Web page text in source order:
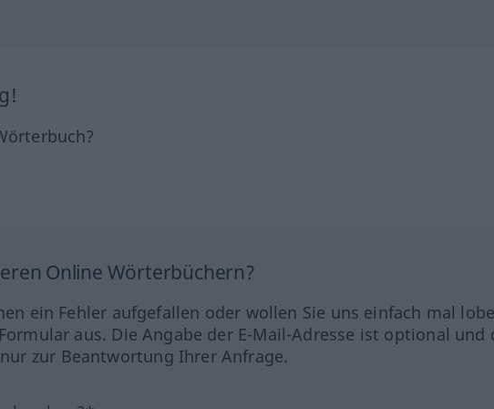
Online Wörterbüchern?
ein Fehler aufgefallen oder wollen Sie uns einfach mal
aus. Die Angabe der E-Mail-Adresse ist optional und
zur Beantwortung Ihrer Anfrage.